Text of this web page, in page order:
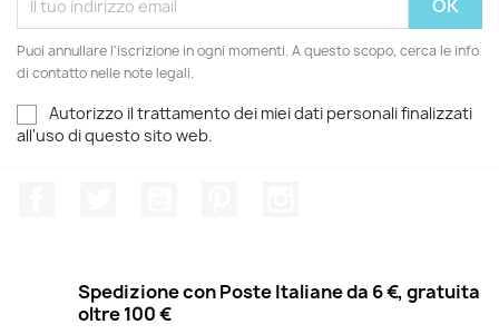
Puoi annullare l'iscrizione in ogni momenti. A questo scopo, cerca le info
di contatto nelle note legali.
Autorizzo il trattamento dei miei dati personali finalizzati
all'uso di questo sito web.
Spedizione con Poste Italiane da 6 €, gratuita
oltre 100 €